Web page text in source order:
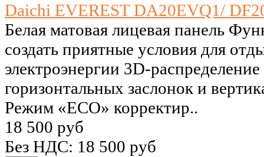
Daichi EVEREST DA20EVQ1/
Белая матовая лицевая панель
создать приятные условия для
электроэнергии 3D-
горизонтальных заслонок и
Режим «ECO» корректир..
18 500 руб
Без НДС: 18 500 руб